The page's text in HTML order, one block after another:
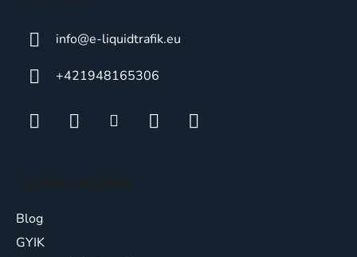
info@e-liquidtrafik.eu
+421948165306
Blog
GYIK